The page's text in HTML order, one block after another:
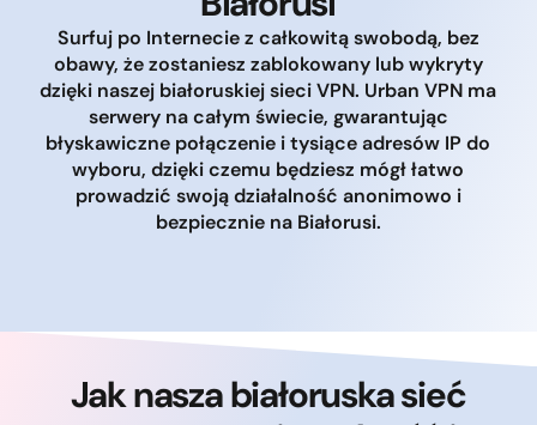
Surfuj po Internecie z całkowitą swobodą, bez
obawy, że zostaniesz zablokowany lub wykryty
dzięki naszej białoruskiej sieci VPN. Urban VPN ma
serwery na całym świecie, gwarantując
błyskawiczne połączenie i tysiące adresów IP do
wyboru, dzięki czemu będziesz mógł łatwo
prowadzić swoją działalność anonimowo i
bezpiecznie na Białorusi.
Jak nasza białoruska sieć